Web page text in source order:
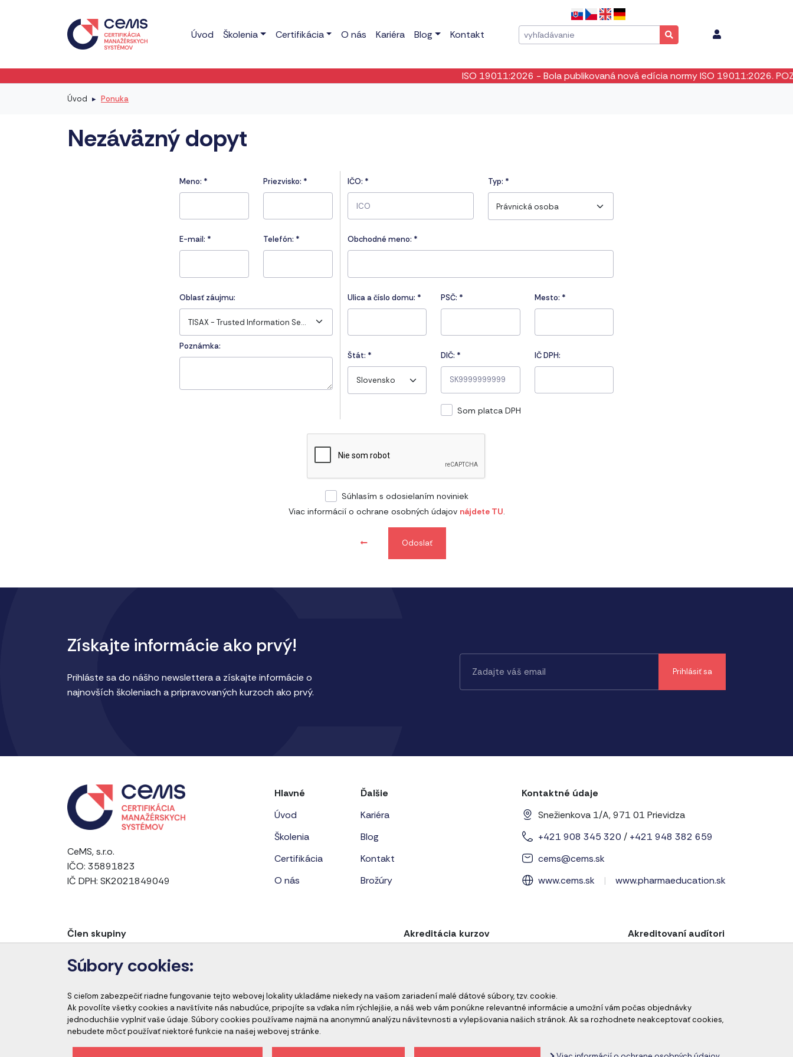
Úvod Školenia Certifikácia O nás Kariéra Blog Kontakt
ISO 19011:2026- Bola publikovaná nová edícia normy ISO 19011:2026.
Úvod Ponuka
Nezáväzný dopyt
Meno: * Priezvisko: *
E-mail: * Telefón: *
Oblasť záujmu:
TISAX - Trusted Information Security Assessment Exchange
Poznámka:
IČO: * Typ: *
Právnická osoba
Obchodné meno: *
Ulica a číslo domu: * PSČ: * Mesto: *
Štát: *
Slovensko
DIČ: * IČ DPH:
Som platca DPH
Súhlasím s odosielaním noviniek
Viac informácií o ochrane osobných údajov nájdete TU.
Odoslať
Získajte informácie ako prvý!
Prihláste sa do nášho newslettera a získajte informácie o
najnovších školeniach a pripravovaných kurzoch ako prvý.
CeMS, s.r.o.
IČO: 35891823
IČ DPH: SK2021849049
Hlavné
Úvod
Školenia
Certifikácia
O nás
Ďalšie
Kariéra
Blog
Kontakt
Brožúry
Kontaktné údaje
Snežienkova 1/A, 971 01 Prievidza
+421 908 345 320 / +421 948 382 659
cems@cems.sk
www.cems.sk
| www.pharmaeducation.sk
Člen skupiny Akreditácia kurzov Akreditovaní audítori
Etický kódex spoločnosti Ochrana osobných údajov
Súbory cookies:
S cieľom zabezpečiť riadne fungovanie tejto webovej lokality ukladáme niekedy na vašom zariadení malé dátové súbory, tzv. cookie.
Ak povolíte všetky cookies a navštívite nás nabudúce, pripojíte sa vďaka ním rýchlejšie, a náš web vám ponúkne relevantné informácie a umožní vám počas objednávky
jednoduchšie vyplniť vaše údaje. Súbory cookies používame najmä na anonymnú analýzu návštevnosti a vylepšovania našich stránok. Ak sa rozhodnete neakceptovať cookies,
nebudete môcť používať niektoré funkcie na našej webovej stránke.